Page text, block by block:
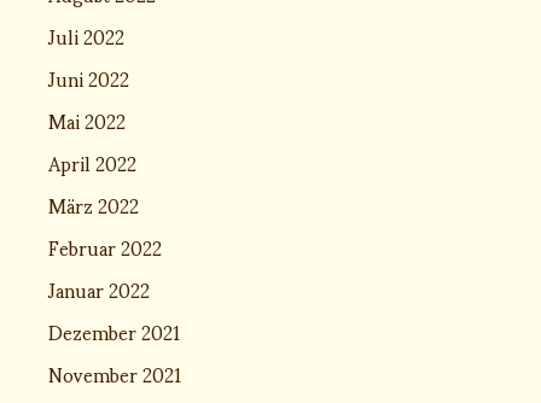
Juli 2022
Juni 2022
Mai 2022
April 2022
März 2022
Februar 2022
Januar 2022
Dezember 2021
November 2021